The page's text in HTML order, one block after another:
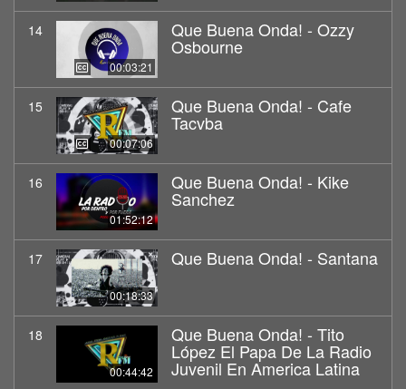
14
00:03:21
Que Buena Onda! - Ozzy
Osbourne
15
00:07:06
Que Buena Onda! - Cafe
Tacvba
16
01:52:12
Que Buena Onda! - Kike
Sanchez
17
00:18:33
Que Buena Onda! - Santana
18
00:44:42
Que Buena Onda! - Tito
López El Papa De La Radio
Juvenil En America Latina